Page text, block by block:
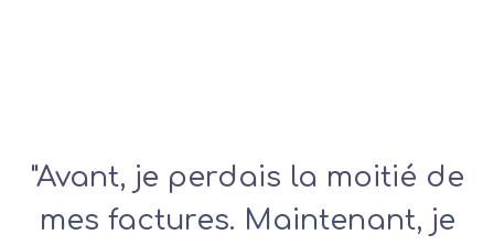
"Avant, je perdais la moitié de
mes factures. Maintenant, je